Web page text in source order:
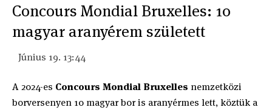
Concours Mondial Bruxelles: 10
magyar aranyérem született
Június 19. 13:44
A 2024-es Concours Mondial Bruxelles nemzetközi
borversenyen 10 magyar bor is aranyérmes lett, köztük a